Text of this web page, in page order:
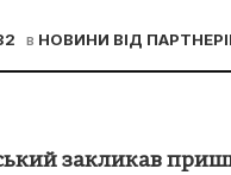
в НОВИНИ ВІД
закликав